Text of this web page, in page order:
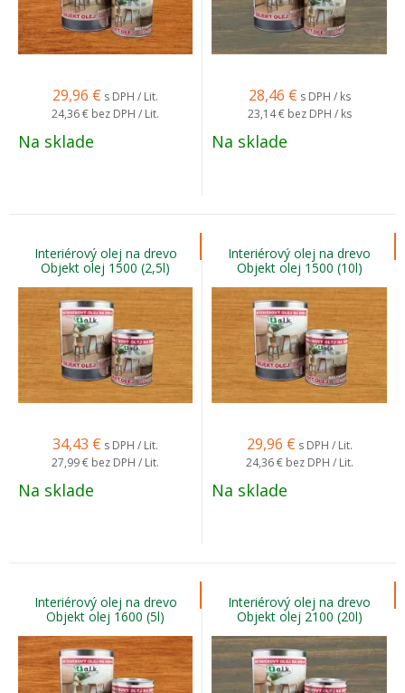
29,96 € s DPH / Lit.
24,36 € bez DPH / Lit.
Na sklade
28,46 € s DPH / ks
23,14 € bez DPH / ks
Na sklade
Interiérový olej na drevo
Objekt olej 1500 (2,5l)
34,43 € s DPH / Lit.
27,99 € bez DPH / Lit.
Na sklade
Interiérový olej na drevo
Objekt olej 1500 (10l)
29,96 € s DPH / Lit.
24,36 € bez DPH / Lit.
Na sklade
Interiérový olej na drevo
Objekt olej 1600 (5l)
Interiérový olej na drevo
Objekt olej 2100 (20l)